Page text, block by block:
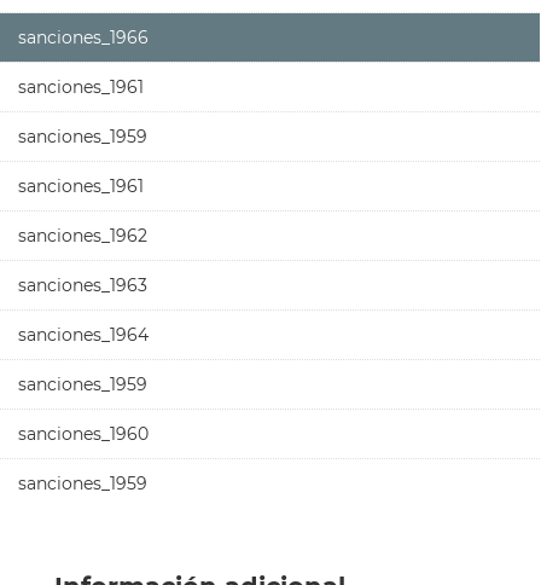
sanciones_1966
sanciones_1961
sanciones_1959
sanciones_1961
sanciones_1962
sanciones_1963
sanciones_1964
sanciones_1959
sanciones_1960
sanciones_1959